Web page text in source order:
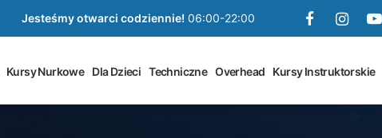
Jesteśmy otwarci codziennie! 06:00-22:00
Kursy Nurkowe Dla Dzieci Techniczne Overhead Kursy Instruktorskie